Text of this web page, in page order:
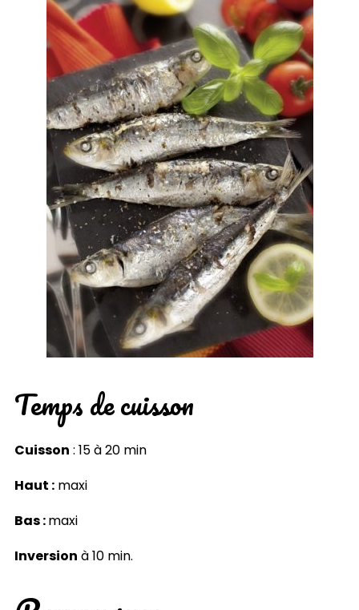
Temps de cuisson
Cuisson : 15 à 20 min
Haut :maxi
Bas :maxi
Inversion à 10 min.